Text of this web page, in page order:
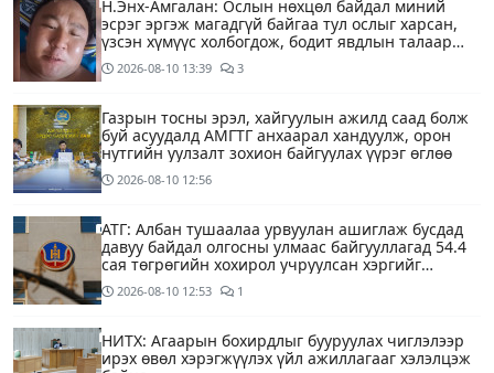
Н.Энх-Амгалан: Ослын нөхцөл байдал миний
эсрэг эргэж магадгүй байгаа тул ослыг харсан,
үзсэн хүмүүс холбогдож, бодит явдлын талаар
ярьж өгч тусална уу
2026-08-10 13:39 3
Газрын тосны эрэл, хайгуулын ажилд саад болж
буй асуудалд АМГТГ анхаарал хандуулж, орон
нутгийн уулзалт зохион байгуулах үүрэг өглөө
2026-08-10 12:56
АТГ: Албан тушаалаа урвуулан ашиглаж бусдад
давуу байдал олгосны улмаас байгууллагад 54.4
сая төгрөгийн хохирол учруулсан хэргийг
прокурорт шилжүүллээ
2026-08-10 12:53 1
НИТХ: Агаарын бохирдлыг бууруулах чиглэлээр
ирэх өвөл хэрэгжүүлэх үйл ажиллагааг хэлэлцэж